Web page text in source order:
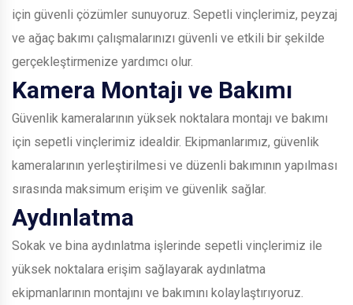
için güvenli çözümler sunuyoruz. Sepetli vinçlerimiz, peyzaj
ve ağaç bakımı çalışmalarınızı güvenli ve etkili bir şekilde
gerçekleştirmenize yardımcı olur.
Kamera Montajı ve Bakımı
Güvenlik kameralarının yüksek noktalara montajı ve bakımı
için sepetli vinçlerimiz idealdir. Ekipmanlarımız, güvenlik
kameralarının yerleştirilmesi ve düzenli bakımının yapılması
sırasında maksimum erişim ve güvenlik sağlar.
Aydınlatma
Sokak ve bina aydınlatma işlerinde sepetli vinçlerimiz ile
yüksek noktalara erişim sağlayarak aydınlatma
ekipmanlarının montajını ve bakımını kolaylaştırıyoruz.